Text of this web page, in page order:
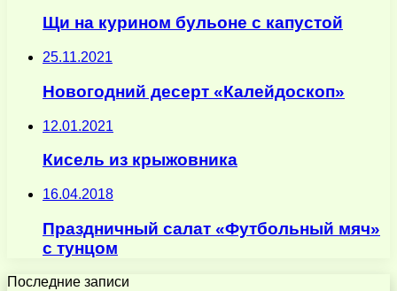
Щи на курином бульоне с капустой
25.11.2021
Новогодний десерт «Калейдоскоп»
12.01.2021
Кисель из крыжовника
16.04.2018
Праздничный салат «Футбольный мяч»
с тунцом
Последние записи